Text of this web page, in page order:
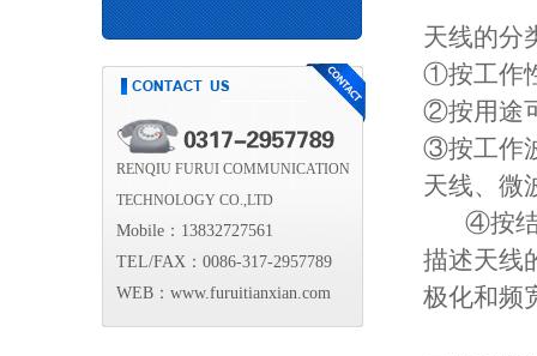
RENQIU FURUI COMMUNICATION
TECHNOLOGY CO.,LTD
Mobile：13832727561
TEL/FAX：0086-317-2957789
WEB：www.furuitianxian.com
天线的分
①按工作
②按用途
③按工作
天线、微
④按结
描述天线
极化和